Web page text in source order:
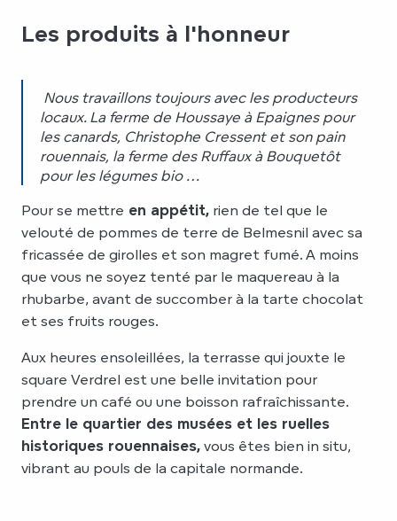
Les produits à l'honneur
Nous travaillons toujours avec les producteurs
locaux. La ferme de Houssaye à Epaignes pour
les canards, Christophe Cressent et son pain
rouennais, la ferme des Ruffaux à Bouquetôt
pour les légumes bio …
Pour se mettre en appétit, rien de tel que le
velouté de pommes de terre de Belmesnil avec sa
fricassée de girolles et son magret fumé. A moins
que vous ne soyez tenté par le maquereau à la
rhubarbe, avant de succomber à la tarte chocolat
et ses fruits rouges.
Aux heures ensoleillées, la terrasse qui jouxte le
square Verdrel est une belle invitation pour
prendre un café ou une boisson rafraîchissante.
Entre le quartier des musées et les ruelles
historiques rouennaises, vous êtes bien in situ,
vibrant au pouls de la capitale normande.